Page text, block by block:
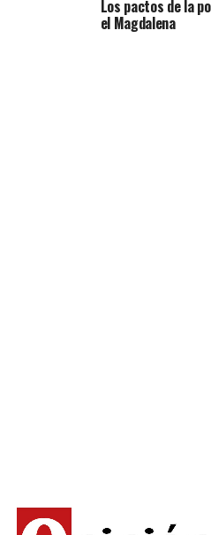
Los pactos de la
el Magdalena